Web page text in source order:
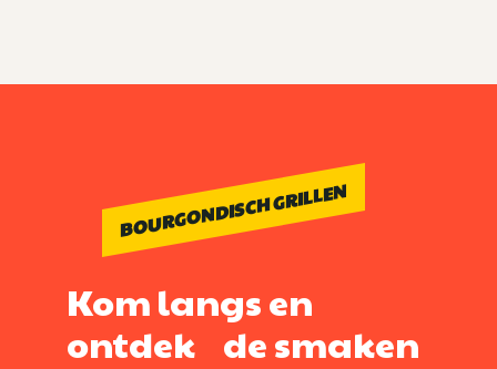
BOURGONDISCH GRILLEN
Kom langs en
ontdek de smaken